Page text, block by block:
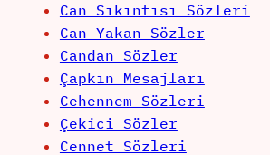
Can Sıkıntısı Sözleri
Can Yakan Sözler
Candan Sözler
Çapkın Mesajları
Cehennem Sözleri
Çekici Sözler
Cennet Sözleri